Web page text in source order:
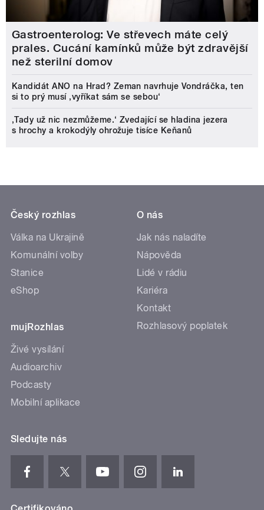
Gastroenterolog: Ve střevech máte celý
prales. Cucání kamínků může být zdravější
než sterilní domov
Kandidát ANO na Hrad? Zeman navrhuje Vondráčka, ten
si to prý musí ‚vyříkat sám se sebou‘
‚Tady už nic nezmůžeme.‘ Zvedající se hladina jezera
s hrochy a krokodýly ohrožuje tisíce Keňanů
Český rozhlas
Válka na Ukrajině
Komunální volby
Stanice
eShop
mujRozhlas
Živé vysílání
Audioarchiv
Podcasty
Mobilní aplikace
O nás
Jak nás naladíte
Nápověda
Lidé v rádiu
Kariéra
Kontakt
Rozhlasový poplatek
Sledujte nás